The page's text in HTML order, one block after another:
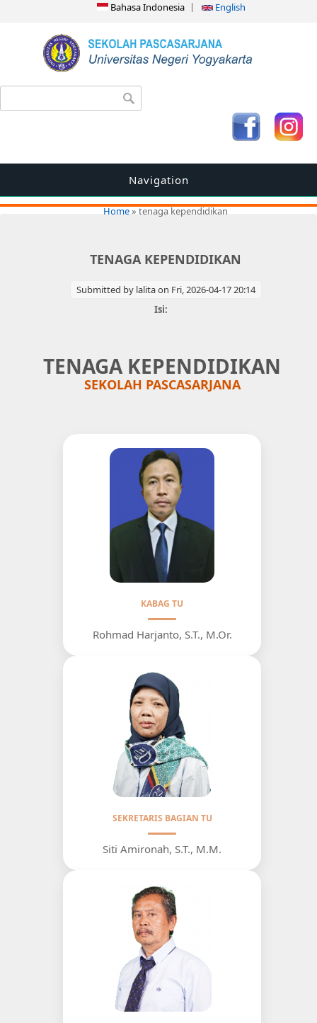
Bahasa Indonesia English
Search form
Navigation
You are here Home» tenaga kependidikan
TENAGA KEPENDIDIKAN
Submitted by lalitaon Fri, 2026-04-17 20:14
Isi:
TENAGA KEPENDIDIKAN
SEKOLAH PASCASARJANA
KABAG TU
Rohmad Harjanto, S.T., M.Or.
SEKRETARIS BAGIAN TU
Siti Amironah, S.T., M.M.